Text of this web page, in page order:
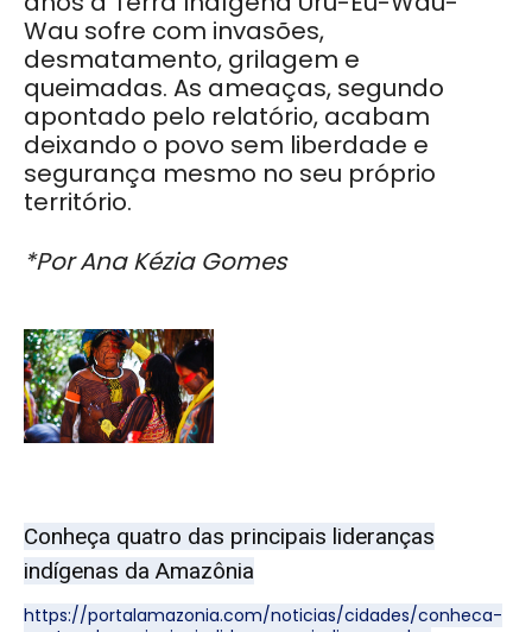
Wau sofre com invasões,
desmatamento, grilagem e
queimadas. As ameaças, segundo
apontado pelo relatório, acabam
deixando o povo sem liberdade e
segurança mesmo no seu próprio
território.
*Por Ana Kézia Gomes
Conheça quatro das principais lideranças
indígenas da Amazônia
https://portalamazonia.com/noticias/cidades/conheca-